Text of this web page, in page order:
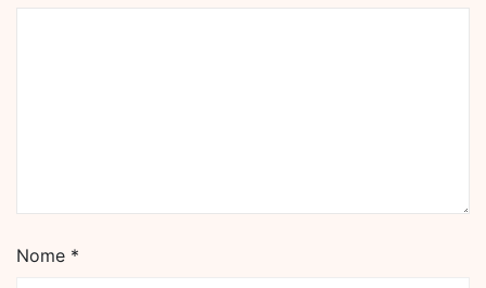
Nome *